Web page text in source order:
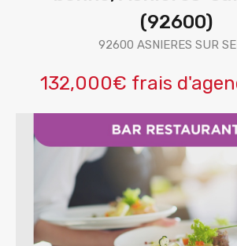
(92600)
92600 ASNIERES SUR
132,000€ frais